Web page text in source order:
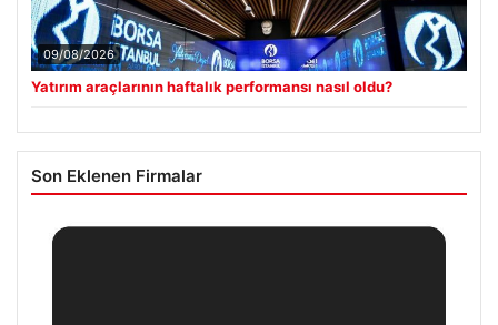
09/08/2026
Yatırım araçlarının haftalık performansı nasıl oldu?
Son Eklenen Firmalar